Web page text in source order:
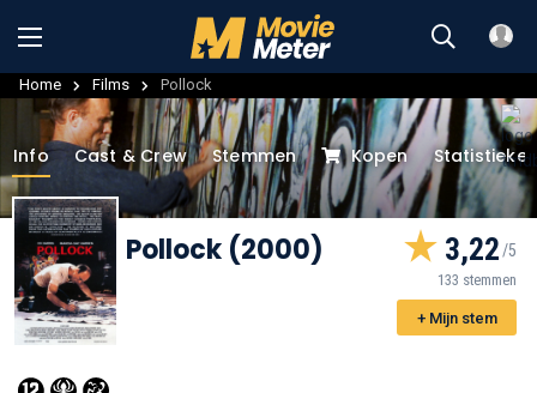
Home Films Pollock
Info Cast & Crew Stemmen Kopen
Pollock (2000) 3,22
133 stemmen
+ Mijn stem